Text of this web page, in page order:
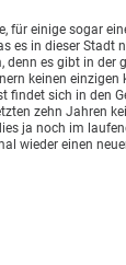
für einige sogar
es in dieser Stadt
denn es gibt in der
keinen
findet sich in den
zehn Jahren
ja noch im
wieder einen